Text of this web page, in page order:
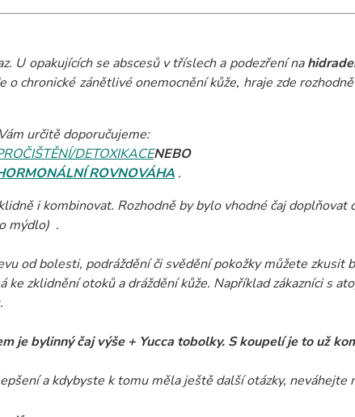
U opakujících se abscesů v tříslech a podezření na
o chronické zánětlivé onemocnění kůže, hraje zde
určitě doporučujeme:
DETOXIKACENEBO
ROVNOVÁHA.
i kombinovat. Rozhodně by bylo vhodné čaj
mýdlo) .
od bolesti, podráždění či svědění pokožky můžete zkusit
ke zklidnění otoků a dráždění kůže. Například zákazníci s
je bylinný čaj výše + Yucca tobolky. S koupelí je to už
a kdybyste k tomu měla ještě další otázky, neváhejte